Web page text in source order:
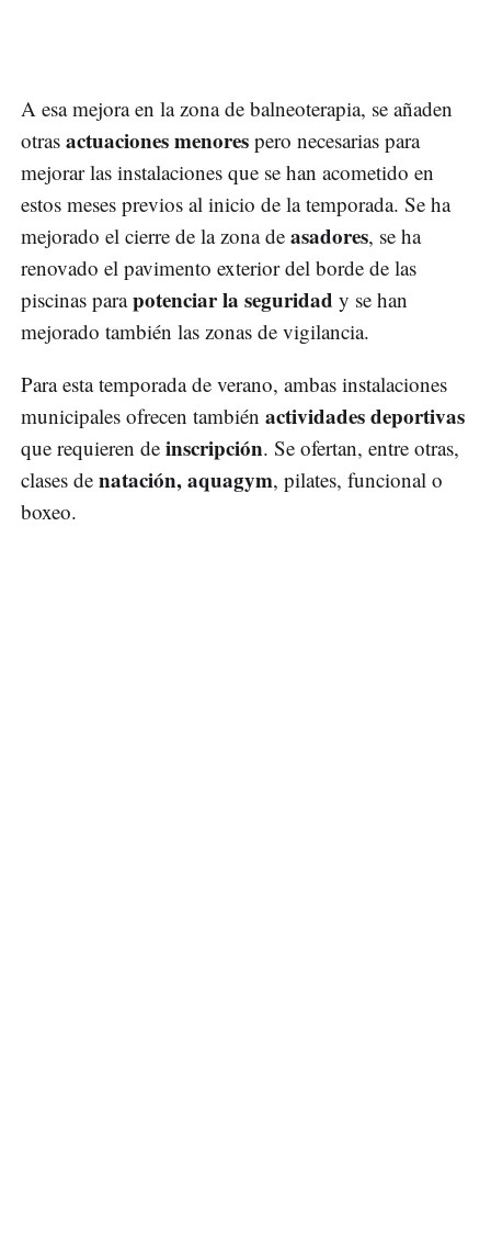
A esa mejora en la zona de balneoterapia, se añaden
otras actuaciones menores pero necesarias para
mejorar las instalaciones que se han acometido en
estos meses previos al inicio de la temporada. Se ha
mejorado el cierre de la zona de asadores, se ha
renovado el pavimento exterior del borde de las
piscinas parapotenciar la seguridad y se han
mejorado también las zonas de vigilancia.
Para esta temporada de verano, ambas instalaciones
municipales ofrecen también actividades deportivas
que requieren de inscripción. Se ofertan, entre otras,
clases de natación, aquagym, pilates, funcional o
boxeo.